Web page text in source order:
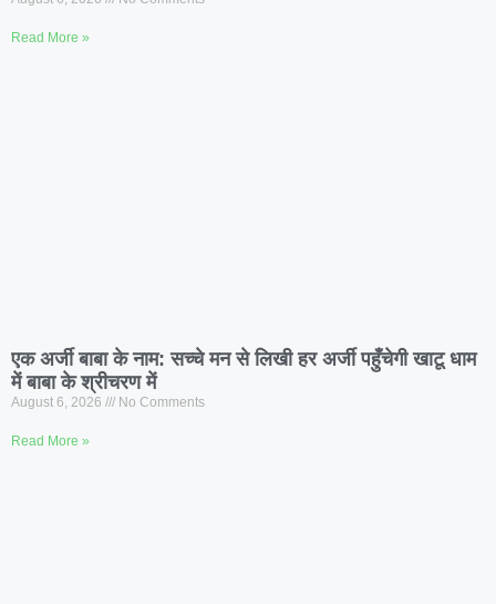
Read More »
एक अर्जी बाबा के नाम: सच्चे मन से लिखी हर अर्जी पहुँचेगी खाटू धाम
में बाबा के श्रीचरण में
August 6, 2026 No Comments
Read More »